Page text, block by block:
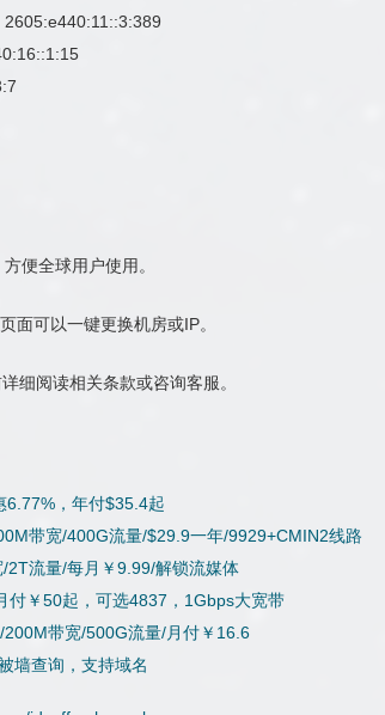
便全球用户使用。
面可以一键更换机房或IP。
细阅读相关条款或咨询客服。
6.77%，年付$35.4起
带宽/400G流量/$29.9一年/9929+CMIN2线路
2T流量/每月￥9.99/解锁流媒体
付￥50起，可选4837，1Gbps大宽带
带宽/500G流量/月付￥16.6
墙查询，支持域名